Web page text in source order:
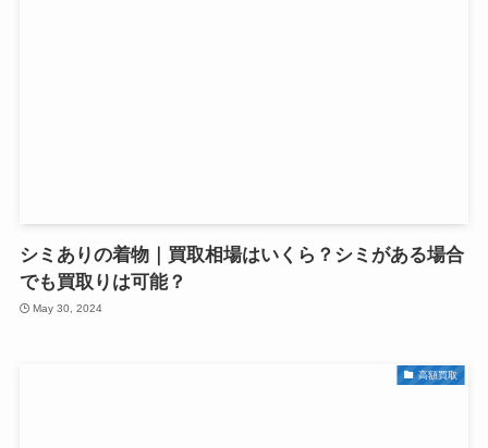
シミありの着物｜買取相場はいくら？シミがある場合
でも買取りは可能？
May 30, 2024
高額買取